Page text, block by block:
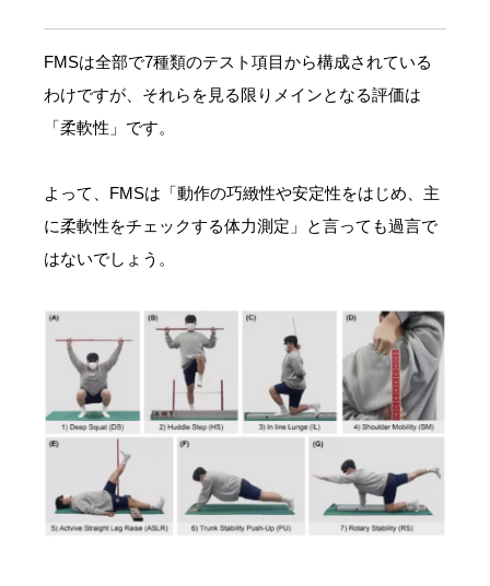
FMSは全部で7種類のテスト項目から構成されている
わけですが、それらを見る限りメインとなる評価は
「柔軟性」です。
よって、FMSは「動作の巧緻性や安定性をはじめ、主
に柔軟性をチェックする体力測定」と言っても過言で
はないでしょう。